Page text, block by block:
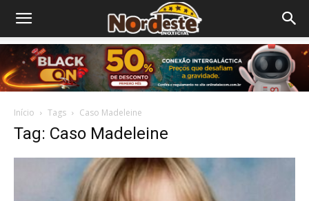
Início Tags Caso Madeleine
Tag: Caso Madeleine